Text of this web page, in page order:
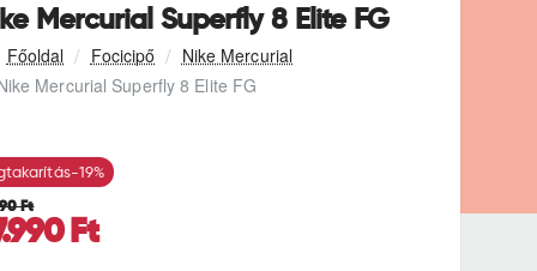
Focicipő
Nike Mercurial
Mercurial Superfly 8 Elite FG
Mercurial Superfly 8 Elite FG
-19%
Ft
Ft